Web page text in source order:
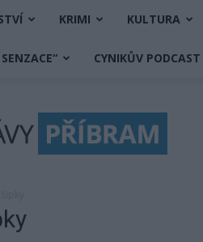
KRIMI KULTURA
CYNIKŮV PODCAST